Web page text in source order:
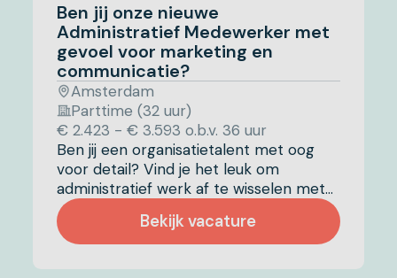
Ben jij onze nieuwe
Administratief Medewerker met
gevoel voor marketing en
communicatie?
Amsterdam
Parttime (32 uur)
€ 2.423 - € 3.593 o.b.v. 36 uur
Ben jij een organisatietalent met oog
voor detail? Vind je het leuk om
administratief werk af te wisselen met
communicatie en marketing? Zoek je
een afwisselende functie waarin je
collega’s ondersteunt? Dan zijn wij op
zoek naar jou! De Schepper is een
Bekijk vacature